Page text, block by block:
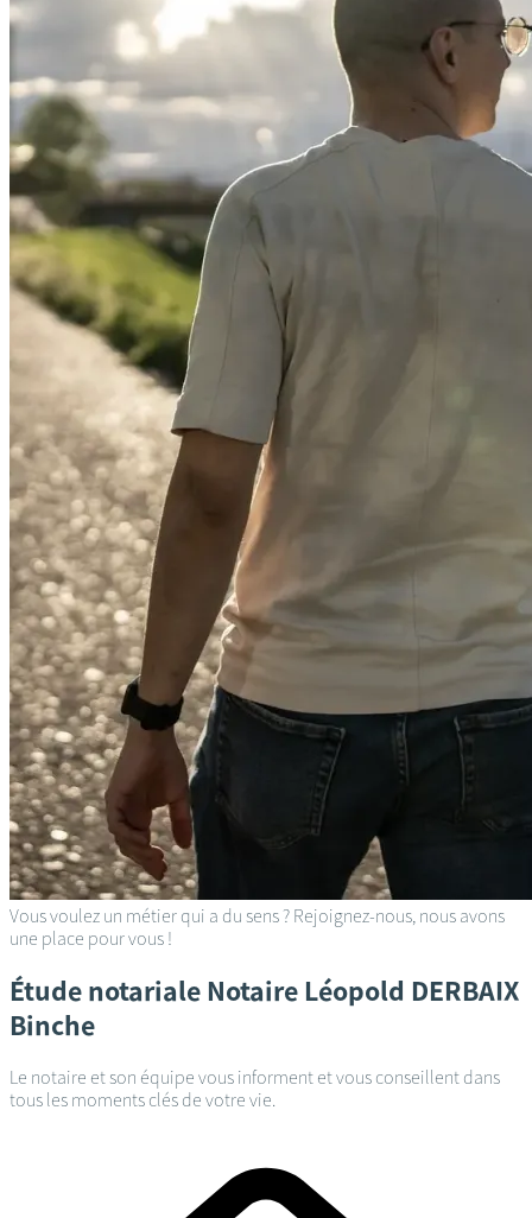
Vous voulez un métier qui a du sens ? Rejoignez-nous, nous avons
une place pour vous !
Étude notariale Notaire Léopold DERBAIX
Binche
Le notaire et son équipe vous informent et vous conseillent dans
tous les moments clés de votre vie.